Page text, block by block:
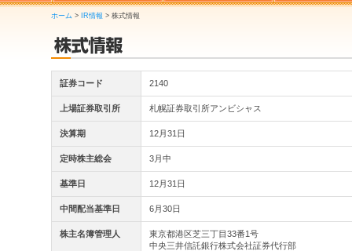
ホーム > IR情報 > 株式情報
証券コード 2140
上場証券取引所 札幌証券取引所アンビシャス
決算期 12月31日
定時株主総会 3月中
基準日 12月31日
中間配当基準日 6月30日
株主名簿管理人
東京都港区芝三丁目33番1号
中央三井信託銀行株式会社証券代行部